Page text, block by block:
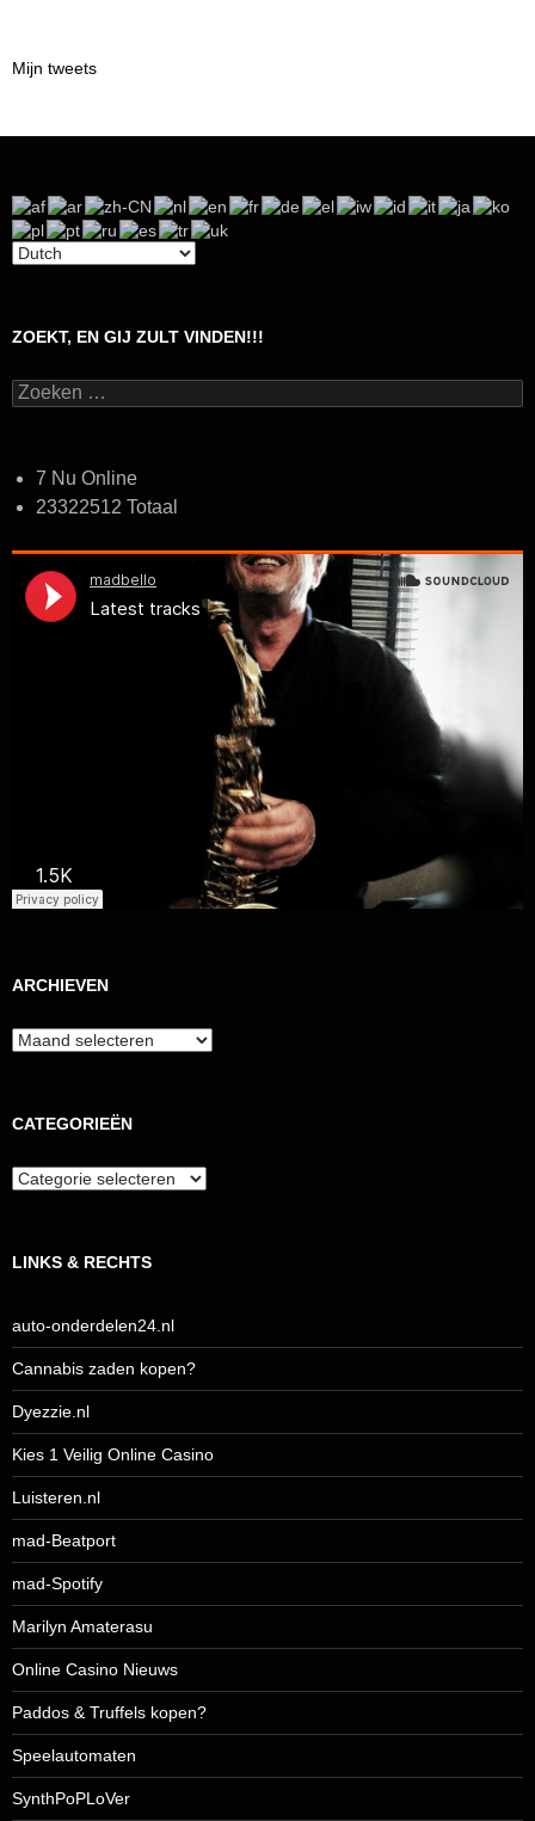
Mijn tweets
ZOEKT, EN GIJ ZULT VINDEN!!!
Zoeken
naar:
7 Nu Online
23322512 Totaal
ARCHIEVEN
Archieven
CATEGORIEËN
Categorieën
LINKS & RECHTS
auto-onderdelen24.nl
Cannabis zaden kopen?
Dyezzie.nl
Kies 1 Veilig Online Casino
Luisteren.nl
mad-Beatport
mad-Spotify
Marilyn Amaterasu
Online Casino Nieuws
Paddos & Truffels kopen?
Speelautomaten
SynthPoPLoVer